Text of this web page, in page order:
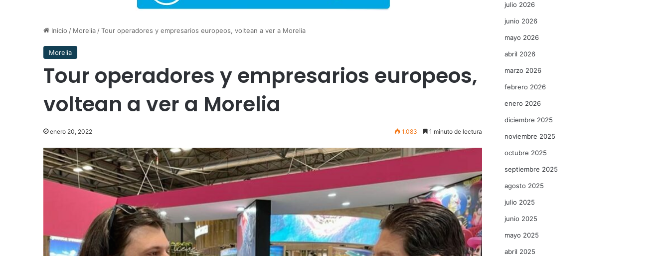
Inicio / Morelia /Tour operadores y empresarios europeos, voltean a ver a Morelia
Morelia
Tour operadores y empresarios europeos,
voltean a ver a Morelia
enero 20, 2022 1.083 1 minuto de lectura
julio 2026
junio 2026
mayo 2026
abril 2026
marzo 2026
febrero 2026
enero 2026
diciembre 2025
noviembre 2025
octubre 2025
septiembre 2025
agosto 2025
julio 2025
junio 2025
mayo 2025
abril 2025